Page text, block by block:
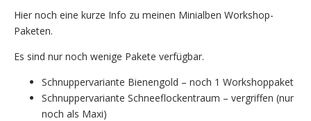
Hier noch eine kurze Info zu meinen Minialben Workshop-
Paketen.
Es sind nur noch wenige Pakete verfügbar.
Schnuppervariante Bienengold – noch 1 Workshoppaket
Schnuppervariante Schneeflockentraum – vergriffen (nur
noch als Maxi)